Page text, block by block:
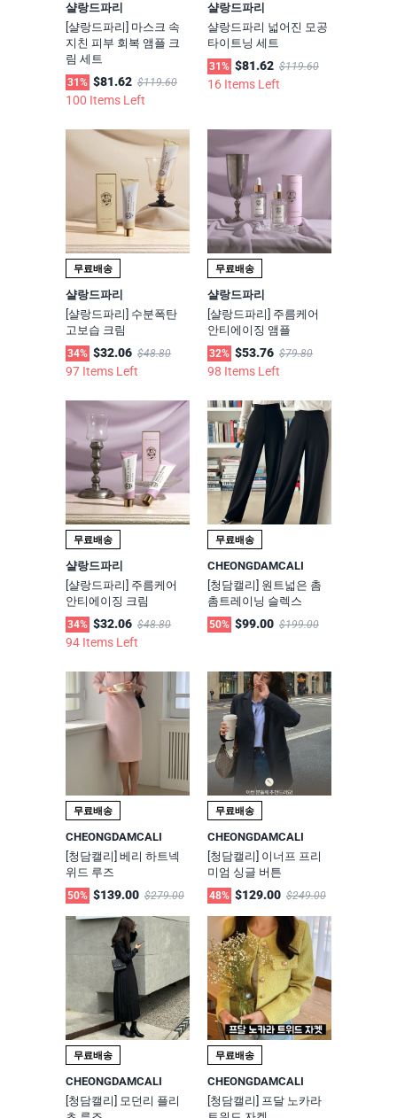
샬랑드파리
[샬랑드파리] 마스크 속
지친 피부 회복 앰플 크
림 세트
31% $81.62 $119.60
100 Items Left
샬랑드파리
샬랑드파리 넓어진 모공
타이트닝 세트
31% $81.62 $119.60
16 Items Left
무료배송
샬랑드파리
[샬랑드파리] 수분폭탄
고보습 크림
34% $32.06 $48.80
97 Items Left
무료배송
샬랑드파리
[샬랑드파리] 주름케어
안티에이징 앰플
32% $53.76 $79.80
98 Items Left
무료배송
샬랑드파리
[샬랑드파리] 주름케어
안티에이징 크림
34% $32.06 $48.80
94 Items Left
무료배송
CHEONGDAMCALI
[청담캘리] 원트넓은 촘
촘트레이닝 슬렉스
50% $99.00 $199.00
무료배송
CHEONGDAMCALI
[청담캘리] 베리 하트넥
위드 루즈
50% $139.00 $279.00
무료배송
CHEONGDAMCALI
[청담캘리] 이너프 프리
미엄 싱글 버튼
48% $129.00 $249.00
무료배송
CHEONGDAMCALI
[청담캘리] 모던리 플리
무료배송
CHEONGDAMCALI
[청담캘리] 프달 노카라